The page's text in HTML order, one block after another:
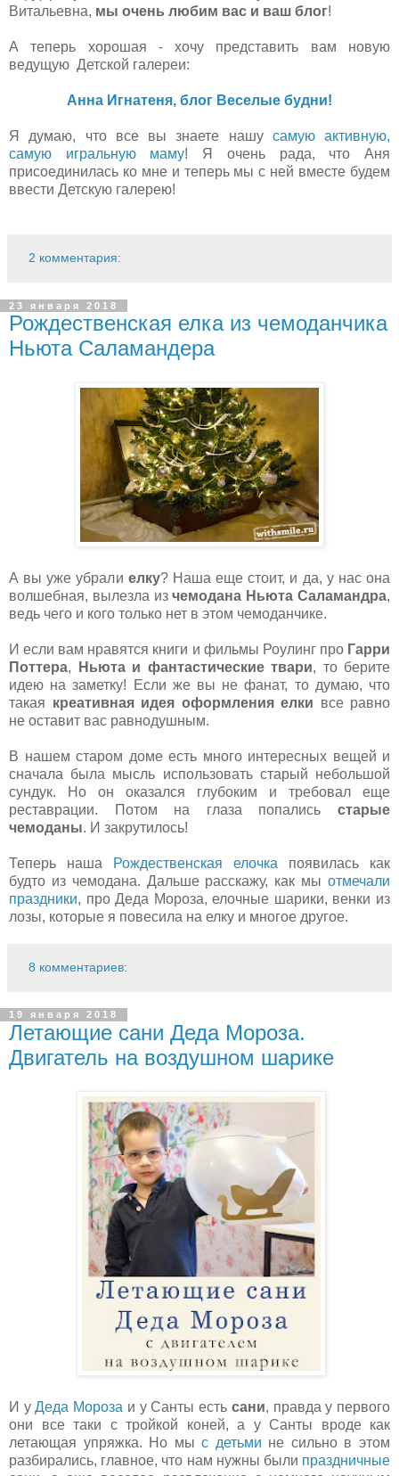
Витальевна, мы очень любим вас и ваш блог!
А теперь хорошая - хочу представить вам новую
ведущую Детской галереи:
Анна Игнатеня, блог Веселые будни!
Я думаю, что все вы знаете нашу самую активную,
самую игральную маму! Я очень рада, что Аня
присоединилась ко мне и теперь мы с ней вместе будем
ввести Детскую галерею!
2 комментария:
23 января 2018
Рождественская елка из чемоданчика
Ньюта Саламандера
А вы уже убрали елку? Наша еще стоит, и да, у нас она
волшебная, вылезла изчемодана Ньюта Саламандра,
ведь чего и кого только нет в этом чемоданчике.
И если вам нравятся книги и фильмы Роулинг про Гарри
Поттера, Ньюта и фантастические твари, то берите
идею на заметку! Если же вы не фанат, то думаю, что
такая креативная идея оформления елки все равно
не оставит вас равнодушным.
В нашем старом доме есть много интересных вещей и
сначала была мысль использовать старый небольшой
сундук. Но он оказался глубоким и требовал еще
реставрации. Потом на глаза попались старые
чемоданы. И закрутилось!
Теперь наша Рождественская елочка появилась как
будто из чемодана. Дальше расскажу, как мы отмечали
праздники, про Деда Мороза, елочные шарики, венки из
лозы, которые я повесила на елку и многое другое.
8 комментариев:
19 января 2018
Летающие сани Деда Мороза.
Двигатель на воздушном шарике
И уДеда Мороза и у Санты есть сани, правда у первого
они все таки с тройкой коней, а у Санты вроде как
летающая упряжка. Но мыс детьми не сильно в этом
разбирались, главное, что нам нужны были праздничные